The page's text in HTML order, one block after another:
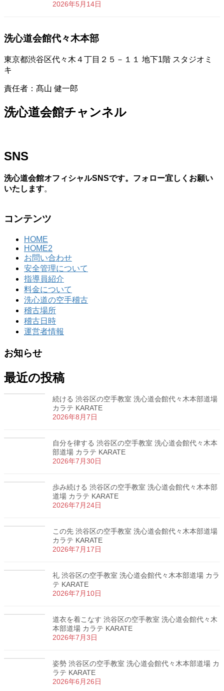
2026年5月14日
洗心道会館代々木本部
東京都渋谷区代々木４丁目２５－１１ 地下1階 スタジオミ
キ
責任者：髙山 健一郎
洗心道会館チャンネル
SNS
洗心道会館オフィシャルSNSです。フォロー宜しくお願い
いたします。
コンテンツ
HOME
HOME2
お問い合わせ
安全管理について
指導員紹介
料金について
洗心道の空手稽古
稽古場所
稽古日時
運営者情報
お知らせ
最近の投稿
続ける 渋谷区の空手教室 洗心道会館代々木本部道場
カラテ KARATE
2026年8月7日
自分を律する 渋谷区の空手教室 洗心道会館代々木本
部道場 カラテ KARATE
2026年7月30日
歩み続ける 渋谷区の空手教室 洗心道会館代々木本部
道場 カラテ KARATE
2026年7月24日
この先 渋谷区の空手教室 洗心道会館代々木本部道場
カラテ KARATE
2026年7月17日
礼 渋谷区の空手教室 洗心道会館代々木本部道場 カラ
テ KARATE
2026年7月10日
道衣を着こなす 渋谷区の空手教室 洗心道会館代々木
本部道場 カラテ KARATE
2026年7月3日
姿勢 渋谷区の空手教室 洗心道会館代々木本部道場 カ
ラテ KARATE
2026年6月26日